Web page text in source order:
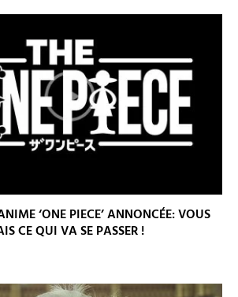
‘ONE PIECE’ ANNONCÉE: VOUS
CE QUI VA SE PASSER !